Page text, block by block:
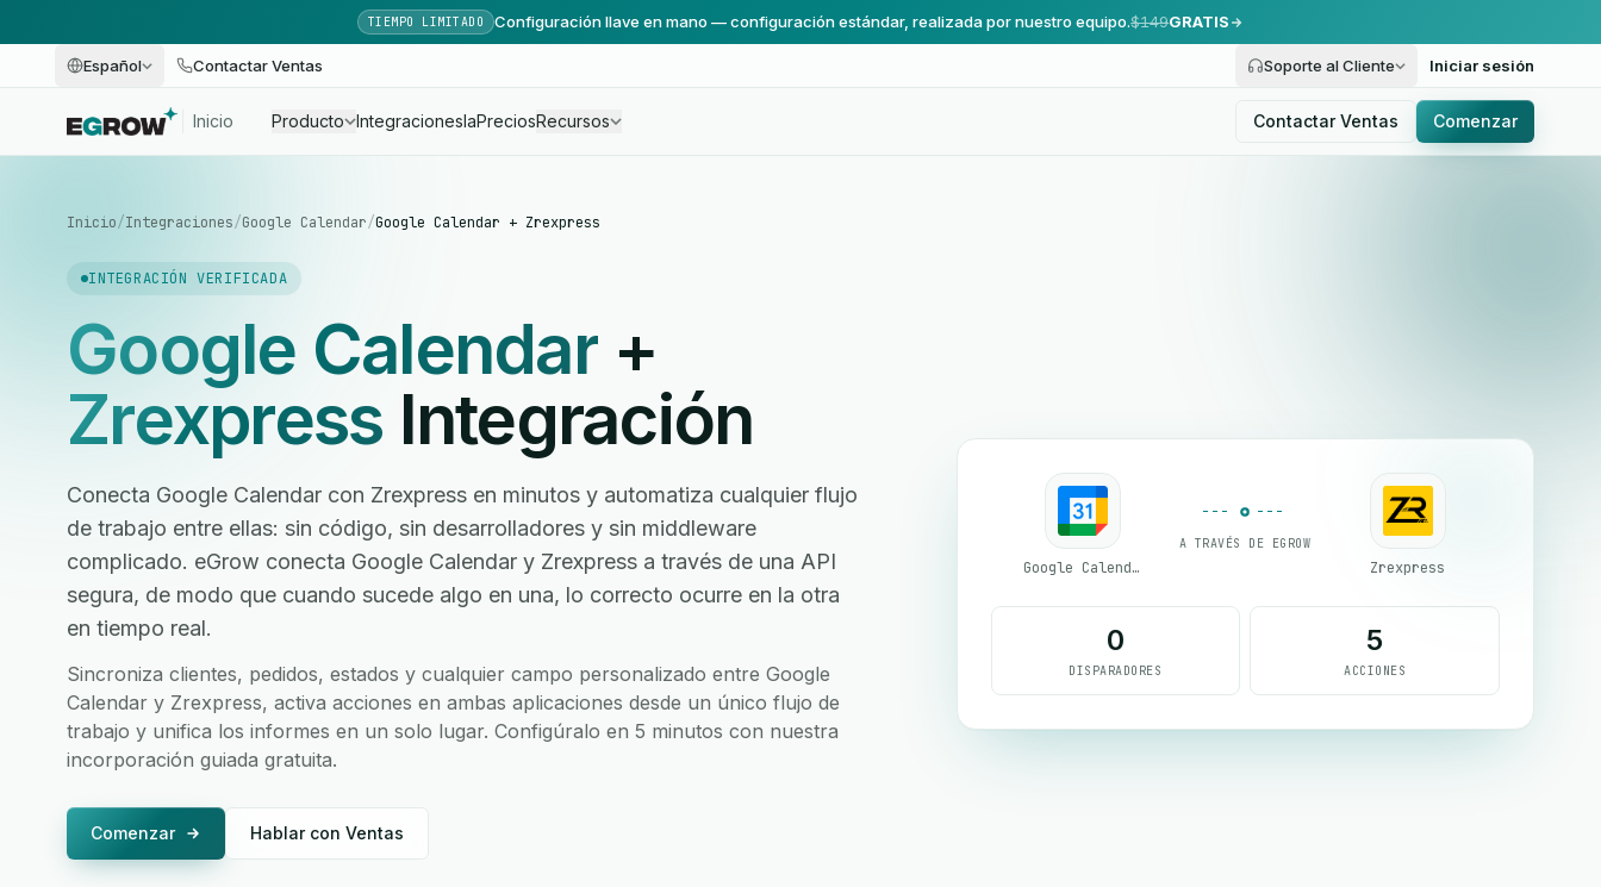
TIEMPO LIMITADO Configuración llave en mano — configuración estándar, realizada por nuestro equipo.$149GRATIS
Español Contactar Ventas Soporte al Cliente Iniciar sesión
Inicio Producto IntegracionesIaPreciosRecursos Contactar Ventas Comenzar
Inicio/Integraciones/Google Calendar/Google Calendar + Zrexpress
INTEGRACIÓN VERIFICADA
Google Calendar+
Zrexpress Integración
Conecta Google Calendar con Zrexpress en minutos y automatiza cualquier flujo
de trabajo entre ellas: sin código, sin desarrolladores y sin middleware
complicado. eGrow conecta Google Calendar y Zrexpress a través de una API
segura, de modo que cuando sucede algo en una, lo correcto ocurre en la otra
en tiempo real.
Sincroniza clientes, pedidos, estados y cualquier campo personalizado entre Google
Calendar y Zrexpress, activa acciones en ambas aplicaciones desde un único flujo de
trabajo y unifica los informes en un solo lugar. Configúralo en 5 minutos con nuestra
incorporación guiada gratuita.
Comenzar Hablar con Ventas
Google Calendar
A TRAVÉS DE EGROW
Zrexpress
0
DISPARADORES
5
ACCIONES